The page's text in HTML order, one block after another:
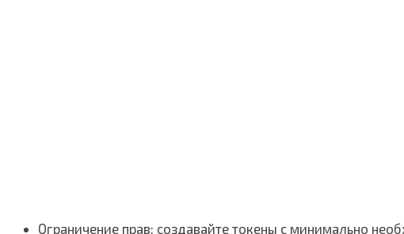
Ограничение прав: создавайте токены с минимально